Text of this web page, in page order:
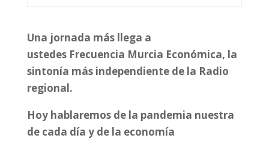
Una jornada más llega a
ustedes Frecuencia Murcia Económica, la
sintonía más independiente de la Radio
regional.
Hoy hablaremos de la pandemia nuestra
de cada día y de la economía